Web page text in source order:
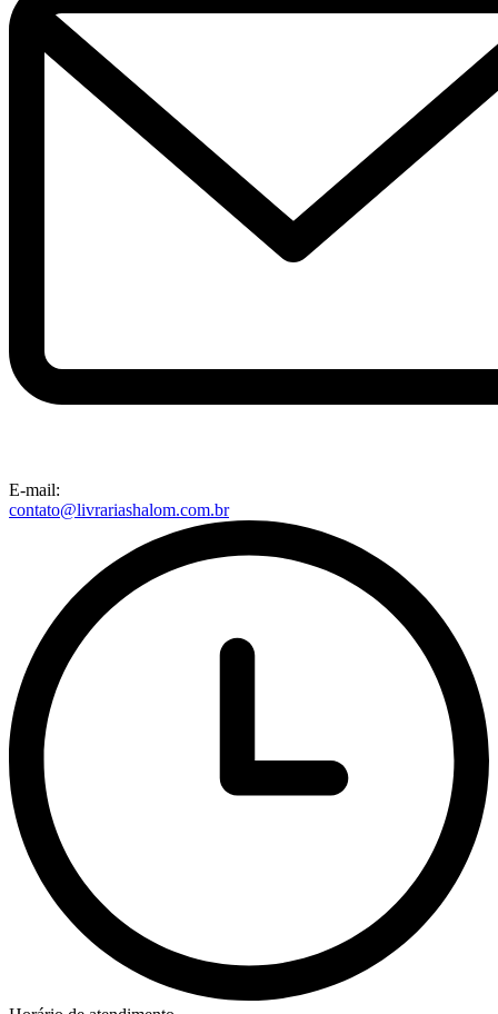
E-mail:
contato@livrariashalom.com.br